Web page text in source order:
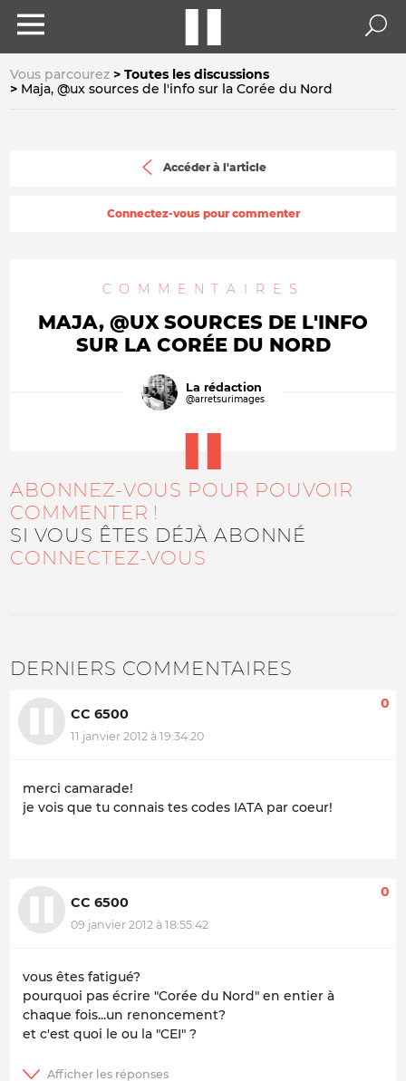
Vous parcourez
Toutes les discussions
Maja, @ux sources de l'info sur la Corée du Nord
Accéder à l'article
Connectez-vous pour commenter
COMMENTAIRES
MAJA, @UX SOURCES DE L'INFO
SUR LA CORÉE DU NORD
La rédaction
@arretsurimages
ABONNEZ-VOUS POUR POUVOIR
COMMENTER !
SI VOUS ÊTES DÉJÀ ABONNÉ
CONNECTEZ-VOUS
DERNIERS COMMENTAIRES
CC 6500
11 janvier 2012 à 19:34:20
0
merci camarade!
je vois que tu connais tes codes IATA par coeur!
CC 6500
09 janvier 2012 à 18:55:42
0
vous êtes fatigué?
pourquoi pas écrire "Corée du Nord" en entier à
chaque fois...un renoncement?
et c'est quoi le ou la "CEI" ?